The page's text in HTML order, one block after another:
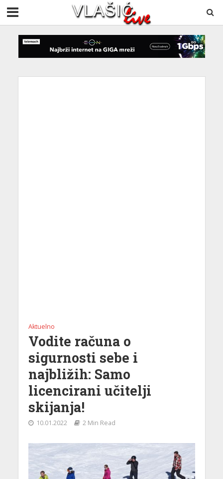
Aktuelno
Vodite računa o
sigurnosti sebe i
najbližih: Samo
licencirani učitelji
skijanja!
10.01.2022 2 Min Read